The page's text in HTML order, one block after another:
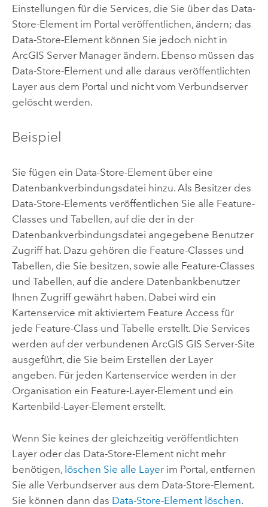
Einstellungen für die Services, die Sie über das Data-
Store-Element im Portal veröffentlichen, ändern; das
Data-Store-Element können Sie jedoch nicht in
ArcGIS Server Managerändern. Ebenso müssen das
Data-Store-Element und alle daraus veröffentlichten
Layer aus dem Portal und nicht vom Verbundserver
gelöscht werden.
Beispiel
Sie fügen ein Data-Store-Element über eine
Datenbankverbindungsdatei hinzu. Als Besitzer des
Data-Store-Elements veröffentlichen Sie alle Feature-
Classes und Tabellen, auf die der in der
Datenbankverbindungsdatei angegebene Benutzer
Zugriff hat. Dazu gehören die Feature-Classes und
Tabellen, die Sie besitzen, sowie alle Feature-Classes
und Tabellen, auf die andere Datenbankbenutzer
Ihnen Zugriff gewährt haben. Dabei wird ein
Kartenservice mit aktiviertem Feature Access für
jede Feature-Class und Tabelle erstellt. Die Services
werden auf der verbundenen ArcGIS GIS Server-Site
ausgeführt, die Sie beim Erstellen der Layer
angeben. Für jeden Kartenservice werden in der
Organisation ein Feature-Layer-Element und ein
Kartenbild-Layer-Element erstellt.
Wenn Sie keines der gleichzeitig veröffentlichten
Layer oder das Data-Store-Element nicht mehr
benötigen, löschen Sie alle Layerim Portal, entfernen
Sie alle Verbundserver aus dem Data-Store-Element.
Sie können dann das Data-Store-Element löschen.